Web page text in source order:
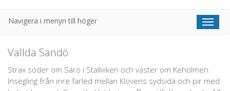
Navigera i menyn till höger
Toggle
Vallda Sandö
Strax söder om Särö i Stallviken och väster om Keholmen.
Insegling från inre farled mellan Klövens sydsida och pir med